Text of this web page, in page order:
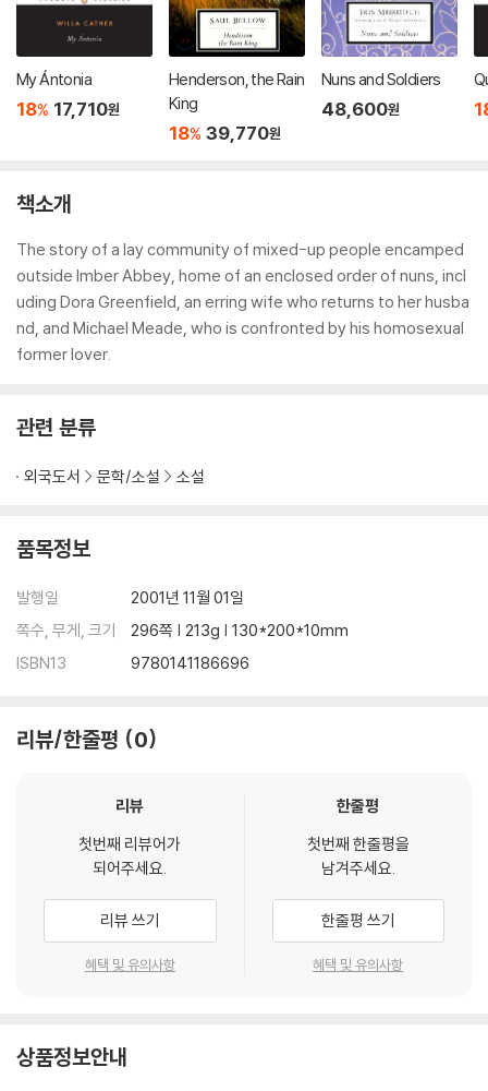
My Ántonia
18% 17,710원
Henderson, the Rain
King
18% 39,770원
Nuns and Soldiers
48,600원
책소개
The story of a lay community of mixed-up people encamped
outside Imber Abbey, home of an enclosed order of nuns, incl
uding Dora Greenfield, an erring wife who returns to her husba
nd, and Michael Meade, who is confronted by his homosexual
former lover.
관련 분류
외국도서 문학/소설 소설
품목정보
발행일
2001년 11월 01일
쪽수, 무게, 크기
296쪽 | 213g | 130*200*10mm
ISBN13
9780141186696
리뷰/한줄평 0
리뷰
첫번째 리뷰어가
되어주세요.
리뷰 쓰기
혜택 및 유의사항
한줄평
첫번째 한줄평을
남겨주세요.
한줄평 쓰기
혜택 및 유의사항
상품정보안내